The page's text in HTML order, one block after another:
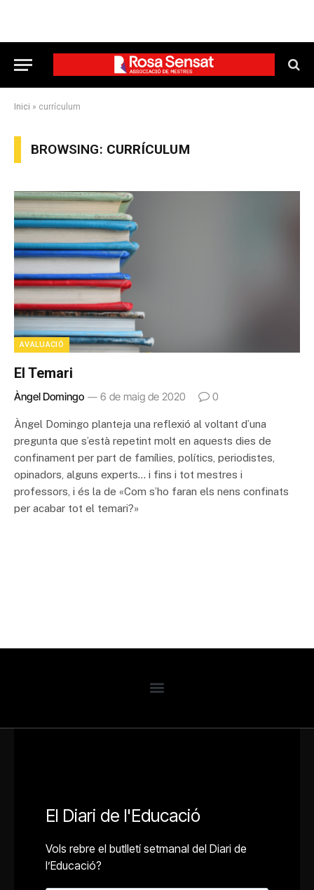
Inici » currículum
BROWSING: CURRÍCULUM
AVALUACIÓ
El Temari
Àngel Domingo 6 de maig de 2020 0
Àngel Domingo planteja una reflexió al voltant d’una
pregunta que s’està repetint molt en aquests dies de
confinament per part de famílies, polítics, periodistes,
opinadors, alguns experts… i fins i tot mestres i
professors, i és la de «Com s’ho faran els nens confinats
per acabar tot el temari?»